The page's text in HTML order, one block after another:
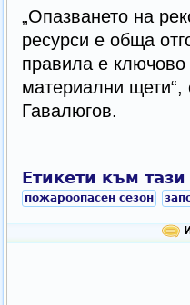
„Опазването на
ресурси е обща
правила е ключово
материални щети“,
Гавалюгов.
Етикети към
пожароопасен сезон